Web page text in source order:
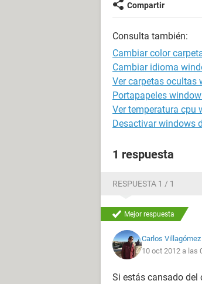
Compartir
Consulta también:
Cambiar color
Cambiar idioma
Ver carpetas ocultas
Portapapeles
Ver temperatura cpu
Desactivar windows
1 respuesta
RESPUESTA 1 / 1
Mejor respuesta
Carlos Villagómez
10 oct 2012 a las
Si estás cansado del